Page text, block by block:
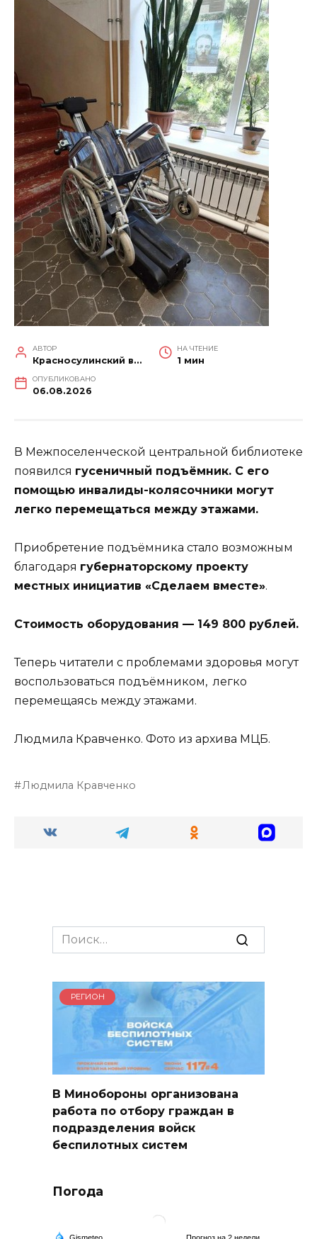
АВТОР
Красносулинский вестник
НА ЧТЕНИЕ
1 мин
ОПУБЛИКОВАНО
06.08.2026
В Межпоселенческой центральной библиотеке
появился гусеничный подъёмник. С его
помощью инвалиды-колясочники могут
легко перемещаться между этажами.
Приобретение подъёмника стало возможным
благодаря губернаторскому проекту
местных инициатив «Сделаем вместе».
Стоимость оборудования — 149 800 рублей.
Теперь читатели с проблемами здоровья могут
воспользоваться подъёмником, легко
перемещаясь между этажами.
Людмила Кравченко. Фото из архива МЦБ.
Людмила Кравченко
Search
for:
РЕГИОН
В Минобороны организована
работа по отбору граждан в
подразделения войск
беспилотных систем
Погода